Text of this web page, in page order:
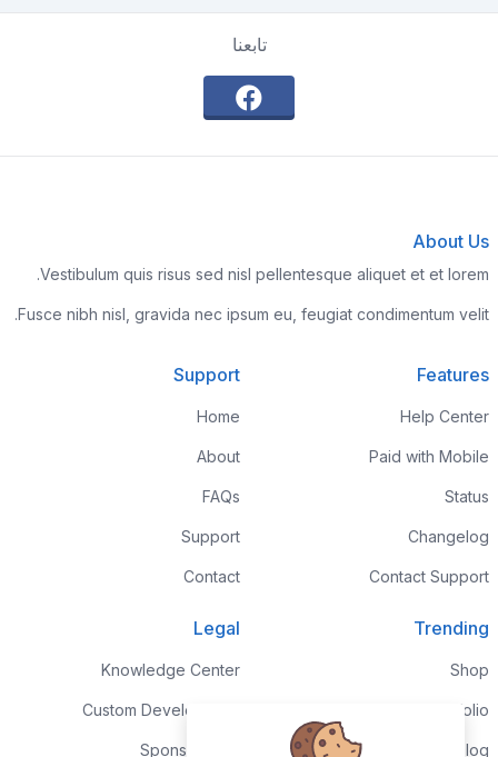
تابعنا
About Us
Vestibulum quis risus sed nisl pellentesque aliquet et et lorem.
Fusce nibh nisl, gravida nec ipsum eu, feugiat condimentum velit.
Features
Help Center
Paid with Mobile
Status
Changelog
Contact Support
Support
Home
About
FAQs
Support
Contact
Trending
Shop
Portfolio
Blog
Legal
Knowledge Center
Custom Development
Sponsorships